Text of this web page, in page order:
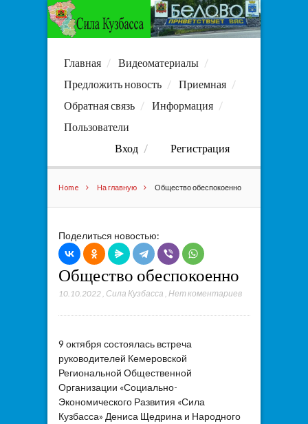
Главная
Видеоматериалы
Предложить новость
Приемная
Обратная связь
Информация
Пользователи
Вход
Регистрация
Home На главную Общество обеспокоенно
Поделиться новостью:
Общество обеспокоенно
10.10.2022, Сила Кузбасса Нет коментариев
9 октября состоялась встреча
руководителей Кемеровской
Региональной Общественной
Организации «Социально-
Экономического Развития «Сила
Кузбасса» Дениса Щедрина и Народного